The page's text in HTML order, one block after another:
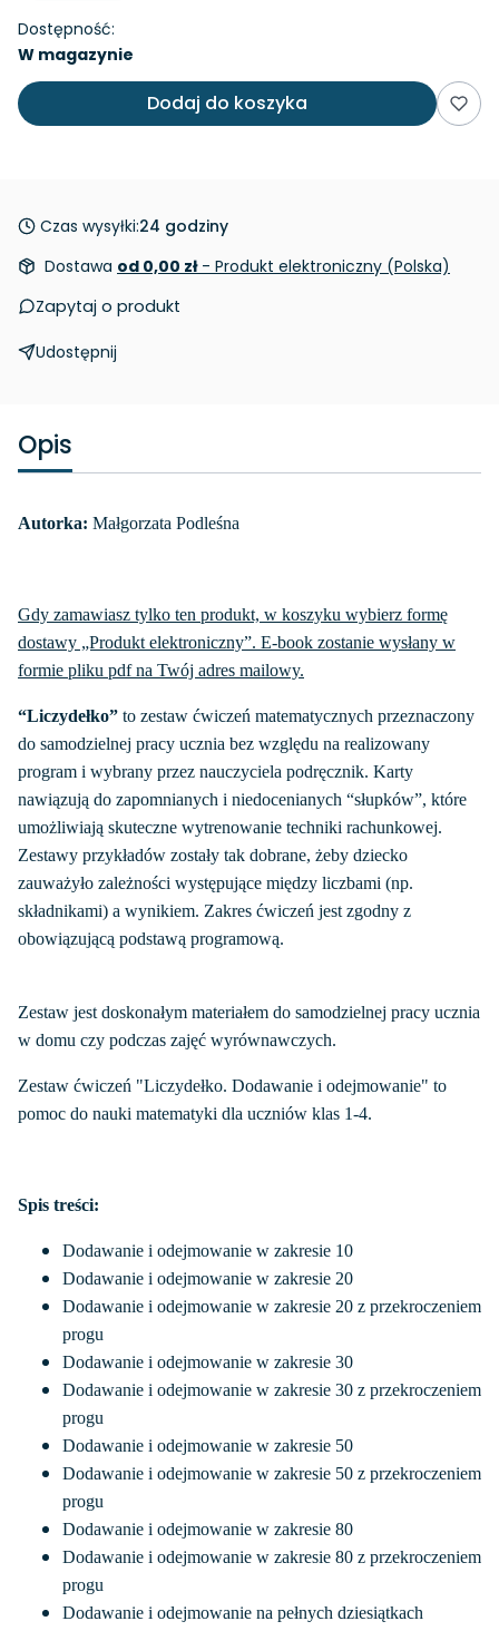
Dostępność:
W magazynie
Dodaj do koszyka
Czas wysyłki:24 godziny
Dostawa od 0,00 zł - Produkt elektroniczny (Polska)
Zapytaj o produkt
Udostępnij
Opis
Autorka: Małgorzata Podleśna
Gdy zamawiasz tylko ten produkt, w koszyku wybierz formę
dostawy „Produkt elektroniczny”. E-book zostanie wysłany w
formie pliku pdf na Twój adres mailowy.
“Liczydełko” to zestaw ćwiczeń matematycznych przeznaczony
do samodzielnej pracy ucznia bez względu na realizowany
program i wybrany przez nauczyciela podręcznik. Karty
nawiązują do zapomnianych i niedocenianych “słupków”, które
umożliwiają skuteczne wytrenowanie techniki rachunkowej.
Zestawy przykładów zostały tak dobrane, żeby dziecko
zauważyło zależności występujące między liczbami (np.
składnikami) a wynikiem. Zakres ćwiczeń jest zgodny z
obowiązującą podstawą programową.
Zestaw jest doskonałym materiałem do samodzielnej pracy ucznia
w domu czy podczas zajęć wyrównawczych.
Zestaw ćwiczeń "Liczydełko. Dodawanie i odejmowanie" to
pomoc do nauki matematyki dla uczniów klas 1-4.
Spis treści:
Dodawanie i odejmowanie w zakresie 10
Dodawanie i odejmowanie w zakresie 20
Dodawanie i odejmowanie w zakresie 20 z przekroczeniem
progu
Dodawanie i odejmowanie w zakresie 30
Dodawanie i odejmowanie w zakresie 30 z przekroczeniem
progu
Dodawanie i odejmowanie w zakresie 50
Dodawanie i odejmowanie w zakresie 50 z przekroczeniem
progu
Dodawanie i odejmowanie w zakresie 80
Dodawanie i odejmowanie w zakresie 80 z przekroczeniem
progu
Dodawanie i odejmowanie na pełnych dziesiątkach